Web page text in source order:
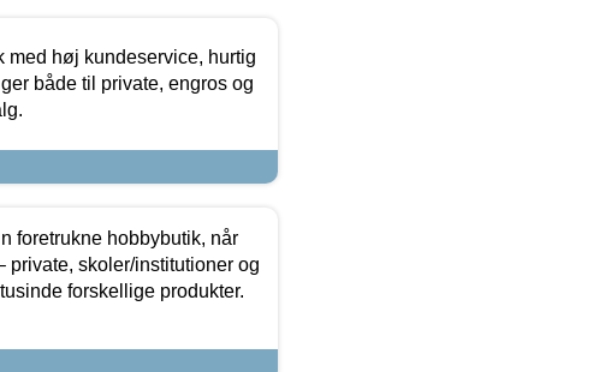
med høj kundeservice, hurtig
både til private, engros og
foretrukne hobbybutik, når
private, skoler/institutioner og
forskellige produkter.